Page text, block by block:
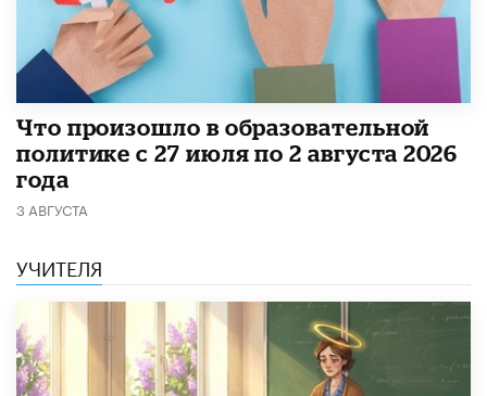
​Что произошло в образовательной
политике с 27 июля по 2 августа 2026
года
3 АВГУСТА
УЧИТЕЛЯ